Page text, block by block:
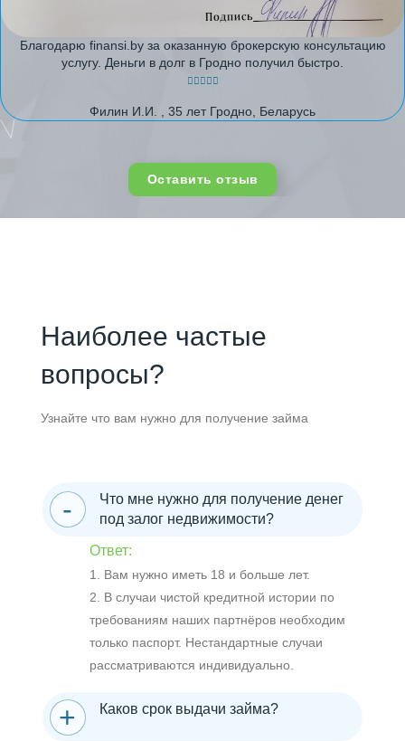
Благодарю finansi.by за оказанную брокерскую консультацию
услугу. Деньги в долг в Гродно получил быстро.
Филин И.И. , 35 лет Гродно, Беларусь
Оставить отзыв
Наиболее частые
вопросы?
Узнайте что вам нужно для получение займа
Что мне нужно для получение денег
под залог недвижимости?
Ответ:
1. Вам нужно иметь 18 и больше лет.
2. В случаи чистой кредитной истории по
требованиям наших партнёров необходим
только паспорт. Нестандартные случаи
рассматриваются индивидуально.
Каков срок выдачи займа?